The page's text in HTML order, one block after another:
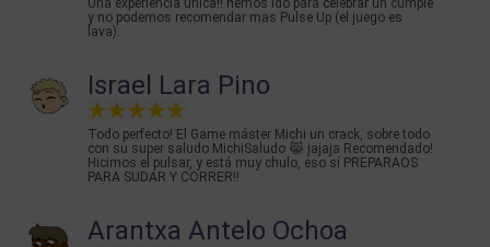
y no podemos recomendar mas Pulse Up (el juego es
lava).
Israel Lara Pino
Todo perfecto! El Game máster Michi un crack, sobre todo
con su super saludo MichiSaludo 😹 jajaja Recomendado!
Hicimos el pulsar, y está muy chulo, eso sí PREPARAOS
PARA SUDAR Y CORRER!!
Arantxa Antelo Ochoa